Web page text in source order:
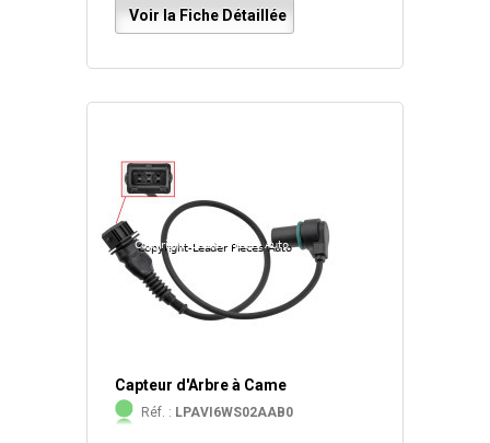
Voir la Fiche Détaillée
Capteur d'Arbre à Came
Réf. : LPAVI6WS02AAB0